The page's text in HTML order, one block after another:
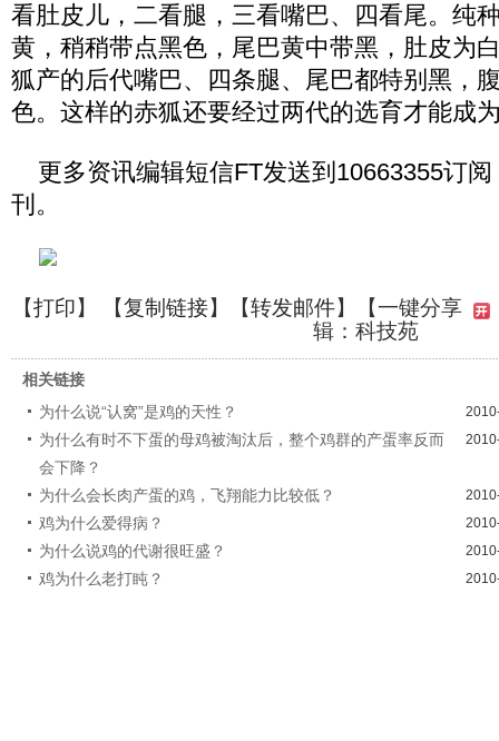
看肚皮儿，二看腿，三看嘴巴、四看尾。纯
黄，稍稍带点黑色，尾巴黄中带黑，肚皮为
狐产的后代嘴巴、四条腿、尾巴都特别黑，
色。这样的赤狐还要经过两代的选育才能成
更多资讯编辑短信FT发送到10663355订阅
刊。
【打印】 【复制链接】【转发邮件】
【一键分享
辑：科技苑
相关链接
为什么说“认窝”是鸡的天性？
为什么有时不下蛋的母鸡被淘汰后，整个鸡群的产蛋率反而
会下降？
为什么会长肉产蛋的鸡，飞翔能力比较低？
鸡为什么爱得病？
为什么说鸡的代谢很旺盛？
鸡为什么老打盹？